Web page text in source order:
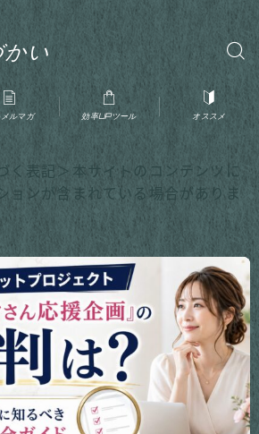
い
ルマガ 効率UPツール オススメ
く表記＞本サイトのコンテンツに
ョンが含まれている場合がありま